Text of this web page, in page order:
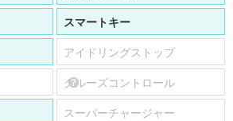
スマートキー
アイドリングストップ
クルーズコントロール
スーパーチャージャー